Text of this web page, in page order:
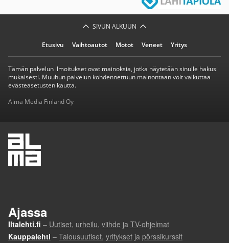
SIVUN ALKUUN
Etusivu Vaihtoautot Motot Veneet Yritys
Tämän palvelun ilmoitukset ovat mainoksia, jotka näytetään sinulle hakusi
mukaisesti. Muuhun palvelun kohdennettuun mainontaan voit vaikuttaa
evästeasetusten kautta.
Alma Media Finland Oy